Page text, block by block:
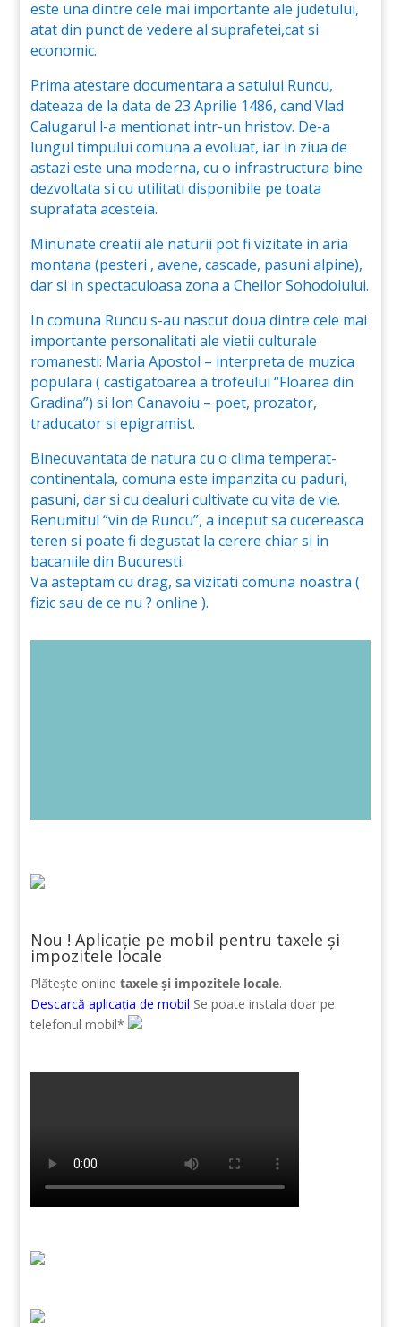
este una dintre cele mai importante ale judetului,
atat din punct de vedere al suprafetei,cat si
economic.
Prima atestare documentara a satului Runcu,
dateaza de la data de 23 Aprilie 1486, cand Vlad
Calugarul l-a mentionat intr-un hristov. De-a
lungul timpului comuna a evoluat, iar in ziua de
astazi este una moderna, cu o infrastructura bine
dezvoltata si cu utilitati disponibile pe toata
suprafata acesteia.
Minunate creatii ale naturii pot fi vizitate in aria
montana (pesteri , avene, cascade, pasuni alpine),
dar si in spectaculoasa zona a Cheilor Sohodolului.
In comuna Runcu s-au nascut doua dintre cele mai
importante personalitati ale vietii culturale
romanesti: Maria Apostol – interpreta de muzica
populara ( castigatoarea a trofeului “Floarea din
Gradina”) si Ion Canavoiu – poet, prozator,
traducator si epigramist.
Binecuvantata de natura cu o clima temperat-
continentala, comuna este impanzita cu paduri,
pasuni, dar si cu dealuri cultivate cu vita de vie.
Renumitul “vin de Runcu”, a inceput sa cucereasca
teren si poate fi degustat la cerere chiar si in
bacaniile din Bucuresti.
Va asteptam cu drag, sa vizitati comuna noastra (
fizic sau de ce nu ? online ).
Nou ! Aplicație pe mobil pentru taxele și
impozitele locale
Plătește onlinetaxele și impozitele locale.
Descarcă aplicația de mobil Se poate instala doar pe
telefonul mobil*